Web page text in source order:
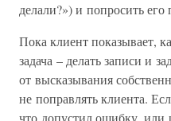
делали?») и попросить его
Пока клиент показывает,
задача – делать записи и
от высказывания
не поправлять клиента.
что допустил ошибку, или